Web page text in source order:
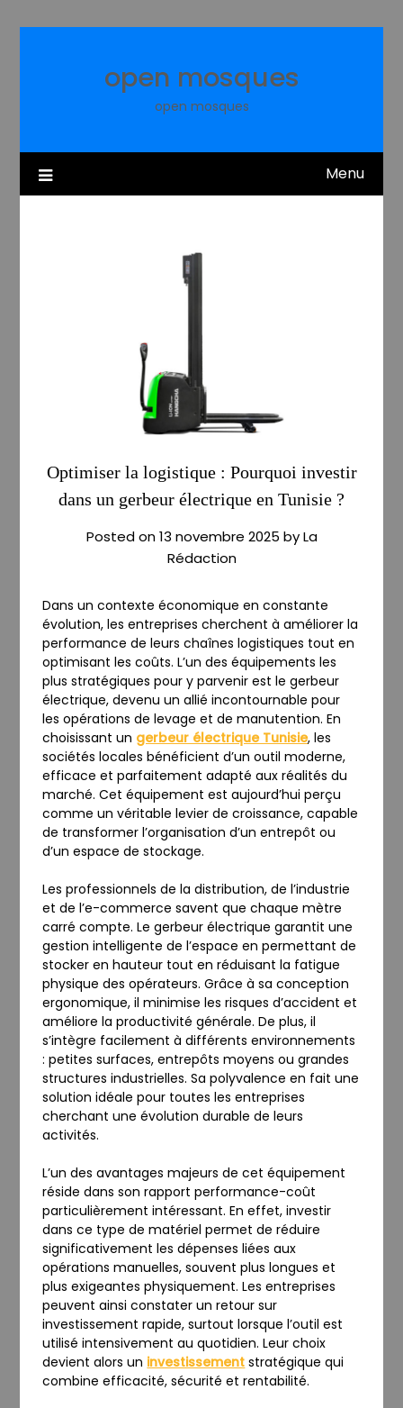
open mosques
open mosques
Menu
Optimiser la logistique : Pourquoi investir
dans un gerbeur électrique en Tunisie ?
Posted on13 novembre 2025 byLa
Rédaction
Dans un contexte économique en constante
évolution, les entreprises cherchent à améliorer la
performance de leurs chaînes logistiques tout en
optimisant les coûts. L’un des équipements les
plus stratégiques pour y parvenir est le gerbeur
électrique, devenu un allié incontournable pour
les opérations de levage et de manutention. En
choisissant un gerbeur électrique Tunisie, les
sociétés locales bénéficient d’un outil moderne,
efficace et parfaitement adapté aux réalités du
marché. Cet équipement est aujourd’hui perçu
comme un véritable levier de croissance, capable
de transformer l’organisation d’un entrepôt ou
d’un espace de stockage.
Les professionnels de la distribution, de l’industrie
et de l’e-commerce savent que chaque mètre
carré compte. Le gerbeur électrique garantit une
gestion intelligente de l’espace en permettant de
stocker en hauteur tout en réduisant la fatigue
physique des opérateurs. Grâce à sa conception
ergonomique, il minimise les risques d’accident et
améliore la productivité générale. De plus, il
s’intègre facilement à différents environnements
: petites surfaces, entrepôts moyens ou grandes
structures industrielles. Sa polyvalence en fait une
solution idéale pour toutes les entreprises
cherchant une évolution durable de leurs
activités.
L’un des avantages majeurs de cet équipement
réside dans son rapport performance-coût
particulièrement intéressant. En effet, investir
dans ce type de matériel permet de réduire
significativement les dépenses liées aux
opérations manuelles, souvent plus longues et
plus exigeantes physiquement. Les entreprises
peuvent ainsi constater un retour sur
investissement rapide, surtout lorsque l’outil est
utilisé intensivement au quotidien. Leur choix
devient alors un investissement stratégique qui
combine efficacité, sécurité et rentabilité.